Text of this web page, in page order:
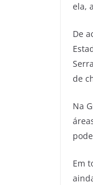
ela,
De
de
Na
Em